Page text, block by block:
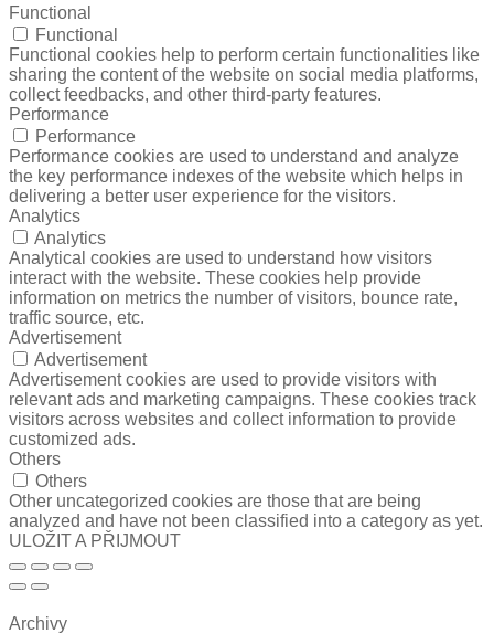
Functional
Functional
Functional cookies help to perform certain functionalities like
sharing the content of the website on social media platforms,
collect feedbacks, and other third-party features.
Performance
Performance
Performance cookies are used to understand and analyze
the key performance indexes of the website which helps in
delivering a better user experience for the visitors.
Analytics
Analytics
Analytical cookies are used to understand how visitors
interact with the website. These cookies help provide
information on metrics the number of visitors, bounce rate,
traffic source, etc.
Advertisement
Advertisement
Advertisement cookies are used to provide visitors with
relevant ads and marketing campaigns. These cookies track
visitors across websites and collect information to provide
customized ads.
Others
Others
Other uncategorized cookies are those that are being
analyzed and have not been classified into a category as yet.
ULOŽIT A PŘIJMOUT
Archivy